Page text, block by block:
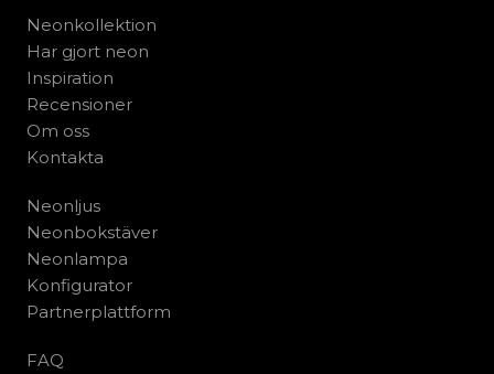
Neonkollektion
Har gjort neon
Inspiration
Recensioner
Om oss
Kontakta
Neonljus
Neonbokstäver
Neonlampa
Konfigurator
Partnerplattform
FAQ